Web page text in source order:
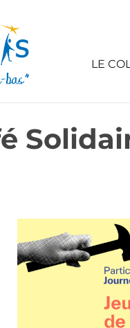
LE